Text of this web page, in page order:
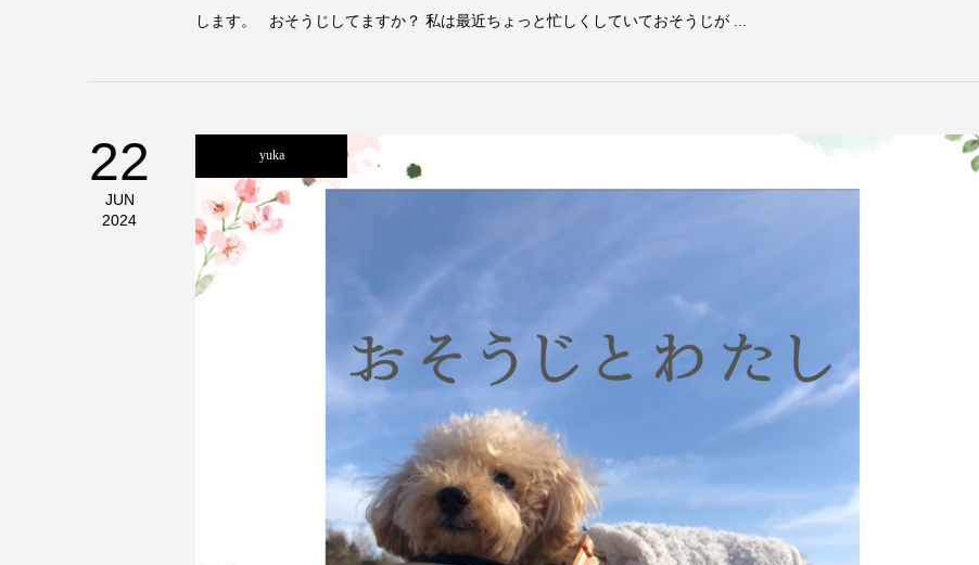
します。 おそうじしてますか？ 私は最近ちょっと忙しくしていておそうじが ...
22
JUN
2024
yuka